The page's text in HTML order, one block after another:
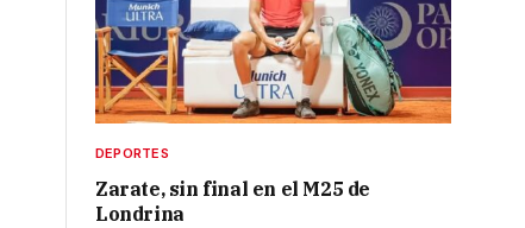
DEPORTES
Zarate, sin final en el M25 de
Londrina